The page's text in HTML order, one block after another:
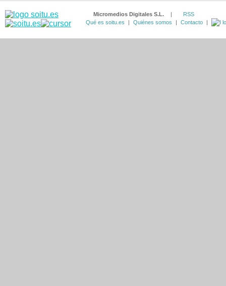
Micromedios Digitales S.L. |
RSS
Qué es soitu.es
| Quiénes somos | Contacto |